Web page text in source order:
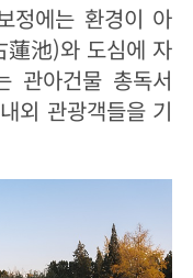
정에는 환경이 아
蓮池)와 도심에 자
관아건물 총독서
외 관광객들을 기